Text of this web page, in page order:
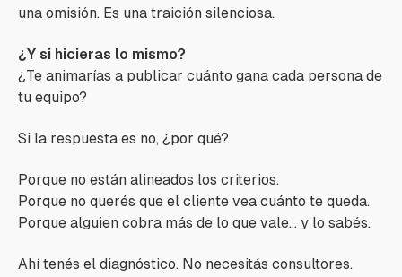
una omisión. Es una traición silenciosa.
¿Y si hicieras lo mismo?
¿Te animarías a publicar cuánto gana cada persona de
tu equipo?
Si la respuesta es no, ¿por qué?
Porque no están alineados los criterios.
Porque no querés que el cliente vea cuánto te queda.
Porque alguien cobra más de lo que vale… y lo sabés.
Ahí tenés el diagnóstico. No necesitás consultores.